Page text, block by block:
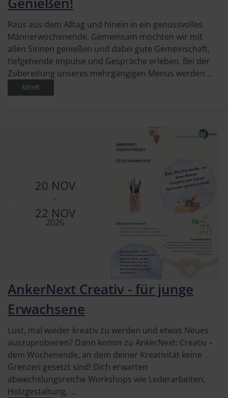
Raus aus dem Alltag und hinein in ein genussvolles
Männerwochenende. Gemeinsam möchten wir mit
allen Sinnen genießen und dabei gute Gemeinschaft,
tiefgehende Impulse und Gespräche erleben. Bei der
Zubereitung unseres mehrgängigen Menüs werden ...
MEHR
20 NOV
-
22 NOV
2026
AnkerNext Creativ - für junge
Erwachsene
Lust, mal wieder kreativ zu werden und etwas Neues
auszuprobieren? Dann komm zu AnkerNext: Creativ –
dem Wochenende, an dem deiner Kreativität keine
Grenzen gesetzt sind! Dich erwarten
abwechslungsreiche Workshops wie Lederarbeiten,
Holzgestaltung, ...